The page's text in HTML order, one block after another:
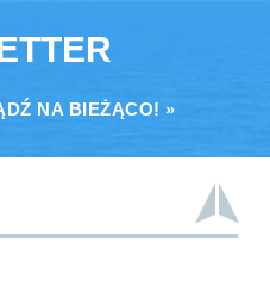
NA BIEŻĄCO! »